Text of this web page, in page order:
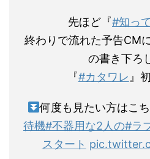
先ほど『#知っ
終わりで流れた予告CM
の書き下ろ
『#カタワレ』
何度も見たい方はこ
待機#不器用な2人の#ラ
スタート